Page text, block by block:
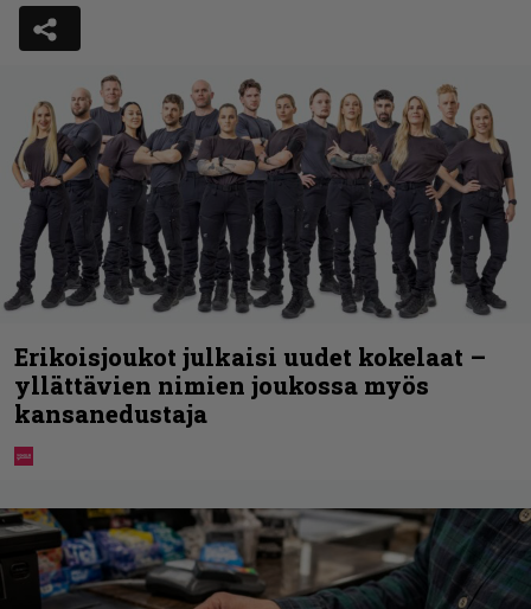
Erikoisjoukot julkaisi uudet kokelaat –
yllättävien nimien joukossa myös
kansanedustaja